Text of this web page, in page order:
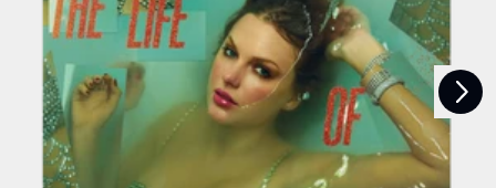
Précédent
Suivant